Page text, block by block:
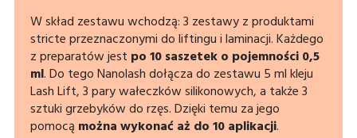
W skład zestawu wchodzą: 3 zestawy z produktami
stricte przeznaczonymi do liftingu i laminacji. Każdego
z preparatów jest po 10 saszetek o pojemności 0,5
ml. Do tego Nanolash dołącza do zestawu 5 ml kleju
Lash Lift, 3 pary wałeczków silikonowych, a także 3
sztuki grzebyków do rzęs. Dzięki temu za jego
pomocą można wykonać aż do 10 aplikacji.